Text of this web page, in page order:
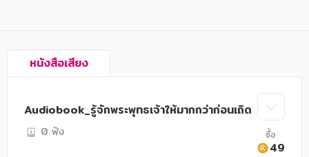
ศิลปะ บันเทิง กีฬา ท่องเที่ยว
ศาสนา และปรัชญา
หนังสือเสียง
Audiobook_รู้จักพระพุทธเจ้าให้มากกว่าก่อนเถิด
0 ฟัง ซื้อ
49